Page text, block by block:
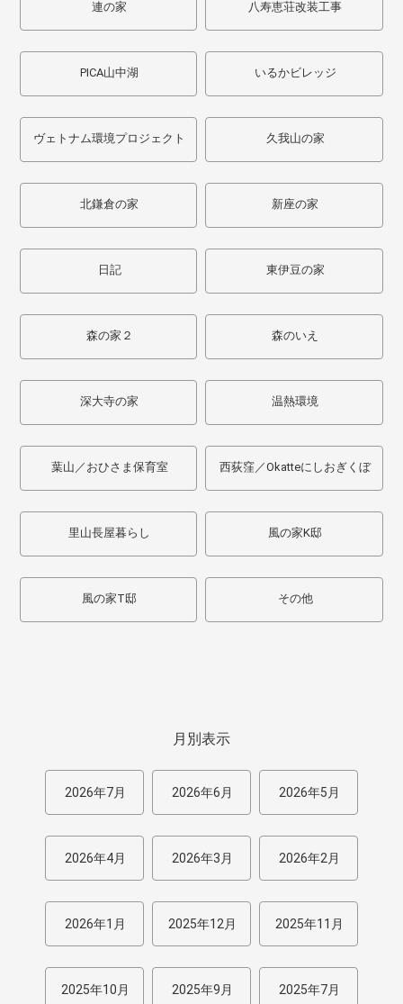
連の家 八寿恵荘改装工事
PICA山中湖 いるかビレッジ
ヴェトナム環境プロジェクト 久我山の家
北鎌倉の家 新座の家
日記 東伊豆の家
森の家２ 森のいえ
深大寺の家 温熱環境
葉山／おひさま保育室 西荻窪／Okatteにしおぎくぼ
里山長屋暮らし 風の家K邸
風の家T邸 その他
月別表示
2026年7月 2026年6月 2026年5月
2026年4月 2026年3月 2026年2月
2026年1月 2025年12月 2025年11月
2025年10月 2025年9月 2025年7月